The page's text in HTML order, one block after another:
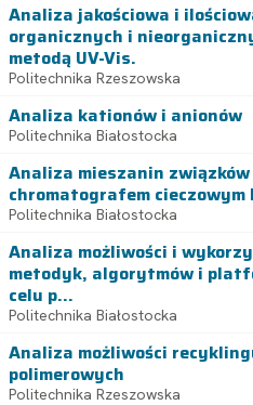
Analiza jakościowa i
organicznych i
metodą UV-Vis.
Politechnika Rzeszowska
Analiza kationów i anionów
Politechnika Białostocka
Analiza mieszanin
chromatografem cieczowym
Politechnika Białostocka
Analiza możliwości i
metodyk, algorytmów i
celu p...
Politechnika Białostocka
Analiza możliwości
polimerowych
Politechnika Rzeszowska